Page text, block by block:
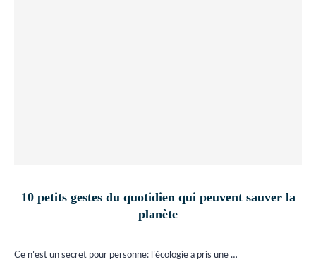
10 petits gestes du quotidien qui peuvent sauver la
planète
Ce n’est un secret pour personne: l’écologie a pris une …